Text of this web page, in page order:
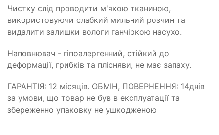
Чистку слід проводити м'якою тканиною,
використовуючи слабкий мильний розчин та
видалити залишки вологи ганчіркою насухо.
Наповнювач - гіпоалергенний, стійкий до
деформації, грибків та плісняви, не має запаху.
ГАРАНТІЯ: 12 місяців. ОБМІН, ПОВЕРНЕННЯ: 14днів
за умови, що товар не був в експлуатації та
збереженно упаковку не ушкодженою